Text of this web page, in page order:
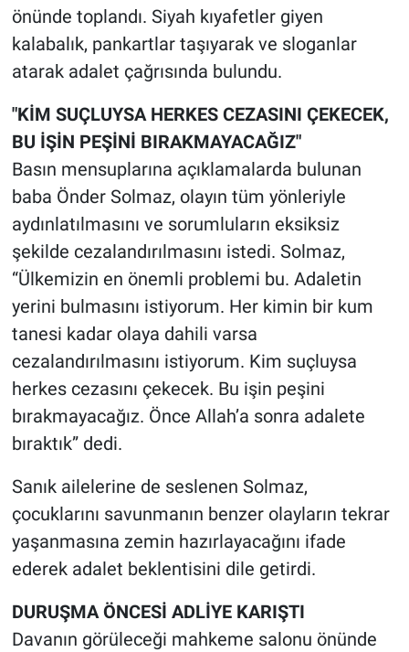
önünde toplandı. Siyah kıyafetler giyen
kalabalık, pankartlar taşıyarak ve sloganlar
atarak adalet çağrısında bulundu.
"KİM SUÇLUYSA HERKES CEZASINI ÇEKECEK,
BU İŞİN PEŞİNİ BIRAKMAYACAĞIZ"
Basın mensuplarına açıklamalarda bulunan
baba Önder Solmaz, olayın tüm yönleriyle
aydınlatılmasını ve sorumluların eksiksiz
şekilde cezalandırılmasını istedi. Solmaz,
“Ülkemizin en önemli problemi bu. Adaletin
yerini bulmasını istiyorum. Her kimin bir kum
tanesi kadar olaya dahili varsa
cezalandırılmasını istiyorum. Kim suçluysa
herkes cezasını çekecek. Bu işin peşini
bırakmayacağız. Önce Allah’a sonra adalete
bıraktık” dedi.
Sanık ailelerine de seslenen Solmaz,
çocuklarını savunmanın benzer olayların tekrar
yaşanmasına zemin hazırlayacağını ifade
ederek adalet beklentisini dile getirdi.
DURUŞMA ÖNCESİ ADLİYE KARIŞTI
Davanın görüleceği mahkeme salonu önünde